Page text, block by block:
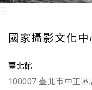
:::
國家攝影文化中
臺北館
100007 臺北市中正